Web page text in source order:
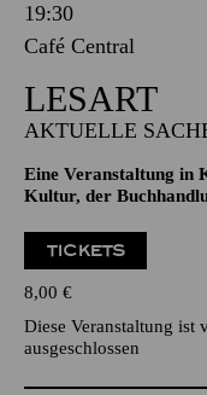
19:30
Café Central
LESART
AKTUELLE
Eine Veranstaltung in
Kultur, der
TICKETS
8,00 €
Diese Veranstaltung ist
ausgeschlossen